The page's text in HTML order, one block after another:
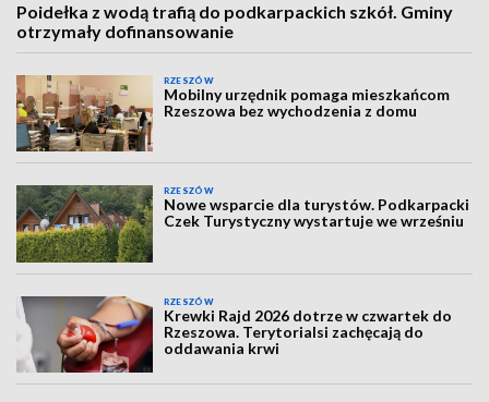
Poidełka z wodą trafią do podkarpackich szkół. Gminy
otrzymały dofinansowanie
RZESZÓW
Mobilny urzędnik pomaga mieszkańcom
Rzeszowa bez wychodzenia z domu
RZESZÓW
Nowe wsparcie dla turystów. Podkarpacki
Czek Turystyczny wystartuje we wrześniu
RZESZÓW
Krewki Rajd 2026 dotrze w czwartek do
Rzeszowa. Terytorialsi zachęcają do
oddawania krwi